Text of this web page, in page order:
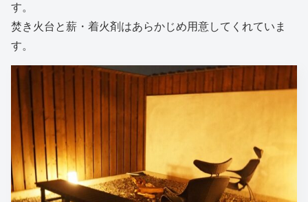
す。
焚き火台と薪・着火剤はあらかじめ用意してくれていま
す。